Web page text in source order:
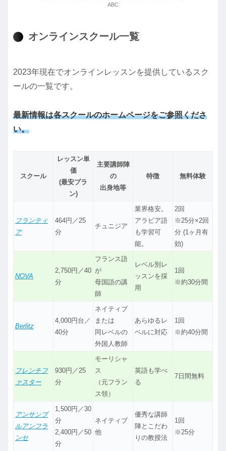
ABC
オンラインスクール一覧
2023年現在でオンラインレッスンを提供しているスク
ールの一覧です。
最新情報は各スクールのホームページをご参照くださ
い。
スクール
レッスン単
価
(最安プラ
ン)
主要講師陣
の
出身地等
特徴 無料体験
フランティ
ア
464円／25
分
チュニジア
業界格安。
アラビア語
も学習可
能。
2回
※25分×2回
分 (1ヶ月有
効)
NOVA
2,750円／40
分
フランス語
が
母国語の講
師
レベル別レ
ッスンを採
用
1回
※約30分間
Berlitz
4,000円台／
40分
ネイティブ
または
同レベルの
外国人教師
あらゆるレ
ベルに対応
1回
※約40分間
フレンチフ
ァスター
930円／25
分
モーリシャ
ス
（元フラン
ス領）
英語も学べ
る
7日間無料
アンサンブ
ルアンフラ
ンセ
1,500円／30
分
2,400円／50
分
ネイティブ
他
優秀な講師
陣とこだわ
りの教授法
1回
※25分